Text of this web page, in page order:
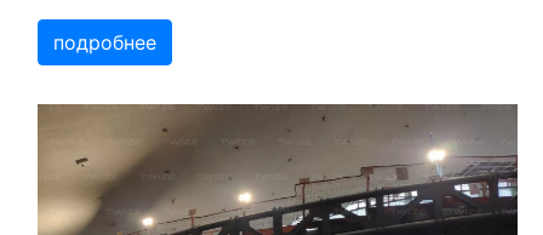
подробнее